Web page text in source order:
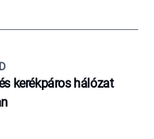
kerékpáros hálózat